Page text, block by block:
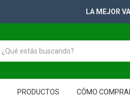
+2500
PRODUCTOS CÓMO